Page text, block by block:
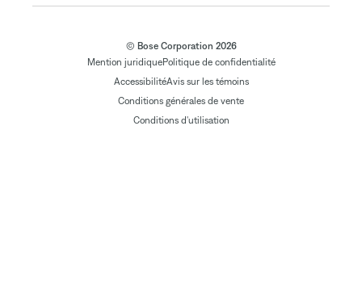
© Bose Corporation 2026
Mention juridiquePolitique de confidentialité
AccessibilitéAvis sur les témoins
Conditions générales de vente
Conditions d'utilisation